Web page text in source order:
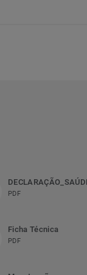
PDF
Ficha Técnica
PDF